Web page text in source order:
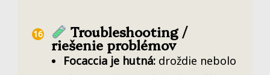
Troubleshooting /
riešenie problémov
Focaccia je hutná: droždie nebolo